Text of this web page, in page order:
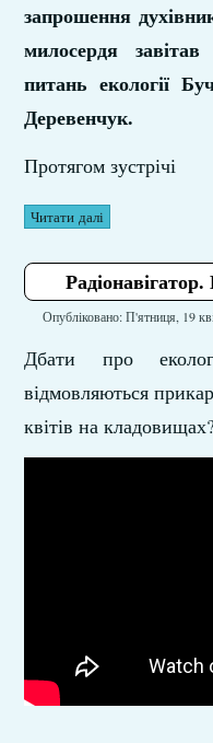
запрошення
милосердя
питань екології
Деревенчук.
Протягом зустрічі
Читати далі
Опубліковано: П'ятниця, 19
Дбати про
відмовляються
квітів на